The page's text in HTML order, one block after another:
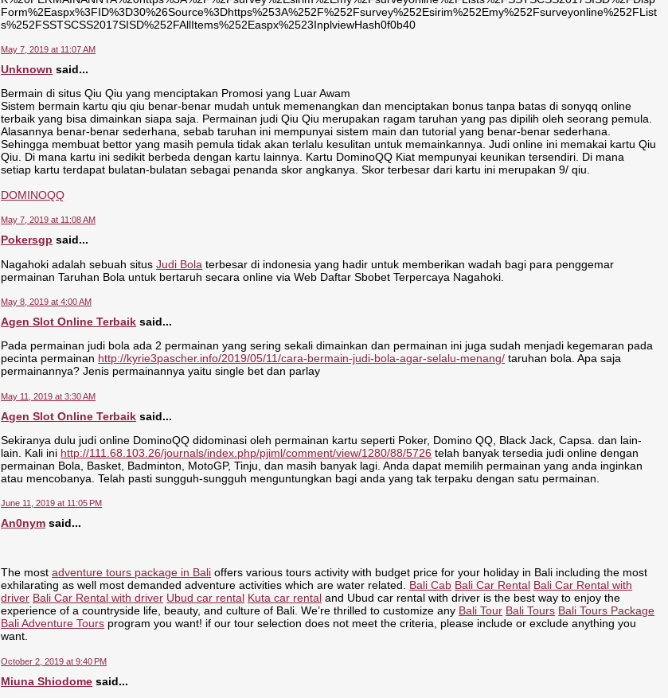
Form%2Easpx%3FID%3D30%26Source%3Dhttps%253A%252F%252Fsurvey%252Esirim%252Emy%252Fsurveyonline%252FList
s%252FSSTSCSS2017SISD%252FAllItems%252Easpx%2523InplviewHash0f0b40
May 7, 2019 at 11:07 AM
Unknown said...
Bermain di situs Qiu Qiu yang menciptakan Promosi yang Luar Awam
Sistem bermain kartu qiu qiu benar-benar mudah untuk memenangkan dan menciptakan bonus tanpa batas di sonyqq online
terbaik yang bisa dimainkan siapa saja. Permainan judi Qiu Qiu merupakan ragam taruhan yang pas dipilih oleh seorang pemula.
Alasannya benar-benar sederhana, sebab taruhan ini mempunyai sistem main dan tutorial yang benar-benar sederhana.
Sehingga membuat bettor yang masih pemula tidak akan terlalu kesulitan untuk memainkannya. Judi online ini memakai kartu Qiu
Qiu. Di mana kartu ini sedikit berbeda dengan kartu lainnya. Kartu DominoQQ Kiat mempunyai keunikan tersendiri. Di mana
setiap kartu terdapat bulatan-bulatan sebagai penanda skor angkanya. Skor terbesar dari kartu ini merupakan 9/ qiu.
DOMINOQQ
May 7, 2019 at 11:08 AM
Pokersgp said...
Nagahoki adalah sebuah situsJudi Bola terbesar di indonesia yang hadir untuk memberikan wadah bagi para penggemar
permainan Taruhan Bola untuk bertaruh secara online via Web Daftar Sbobet Terpercaya Nagahoki.
May 8, 2019 at 4:00 AM
Agen Slot Online Terbaik said...
Pada permainan judi bola ada 2 permainan yang sering sekali dimainkan dan permainan ini juga sudah menjadi kegemaran pada
pecinta permainan http://kyrie3pascher.info/2019/05/11/cara-bermain-judi-bola-agar-selalu-menang/ taruhan bola. Apa saja
permainannya? Jenis permainannya yaitu single bet dan parlay
May 11, 2019 at 3:30 AM
Agen Slot Online Terbaik said...
Sekiranya dulu judi online DominoQQ didominasi oleh permainan kartu seperti Poker, Domino QQ, Black Jack, Capsa. dan lain-
lain. Kali ini http://111.68.103.26/journals/index.php/pjiml/comment/view/1280/88/5726 telah banyak tersedia judi online dengan
permainan Bola, Basket, Badminton, MotoGP, Tinju, dan masih banyak lagi. Anda dapat memilih permainan yang anda inginkan
atau mencobanya. Telah pasti sungguh-sungguh menguntungkan bagi anda yang tak terpaku dengan satu permainan.
June 11, 2019 at 11:05 PM
An0nym said...
The mostadventure tours package in Bali offers various tours activity with budget price for your holiday in Bali including the most
exhilarating as well most demanded adventure activities which are water related. Bali Cab Bali Car Rental Bali Car Rental with
driver Bali Car Rental with driver Ubud car rental Kuta car rental and Ubud car rental with driver is the best way to enjoy the
experience of a countryside life, beauty, and culture of Bali. We’re thrilled to customize any Bali Tour Bali Tours Bali Tours Package
Bali Adventure Tours program you want! if our tour selection does not meet the criteria, please include or exclude anything you
want.
October 2, 2019 at 9:40 PM
Miuna Shiodome said...